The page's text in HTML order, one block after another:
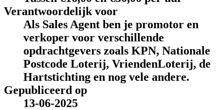
Verantwoordelijk voor
Als Sales Agent ben je promotor en
verkoper voor verschillende
opdrachtgevers zoals KPN, Nationale
Postcode Loterij, VriendenLoterij, de
Hartstichting en nog vele andere.
Gepubliceerd op
13-06-2025